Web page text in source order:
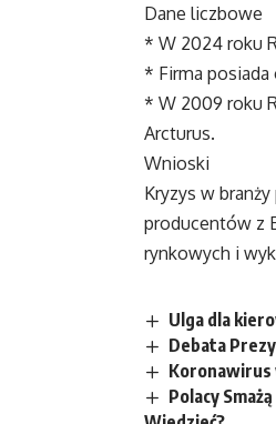
Dane liczbowe
* W 2024 roku
* Firma
* W 2009 roku
Arcturus.
Wnioski
Kryzys w
producentów z
rynkowych i
Ulga dla
Debata
Koronawirus
Polacy